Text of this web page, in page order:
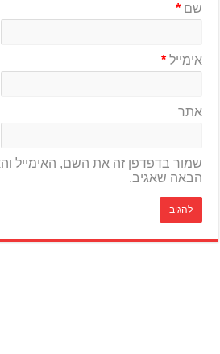
שם*
אימייל*
אתר
שמור בדפדפן זה את השם, האימייל
הבאה שאגיב.